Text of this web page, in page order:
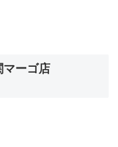
マーゴ店